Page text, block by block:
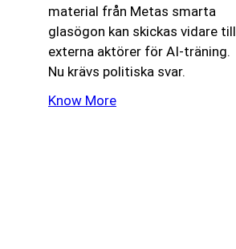
material från Metas smarta
glasögon kan skickas vidare till
externa aktörer för AI-träning.
Nu krävs politiska svar.
Know More